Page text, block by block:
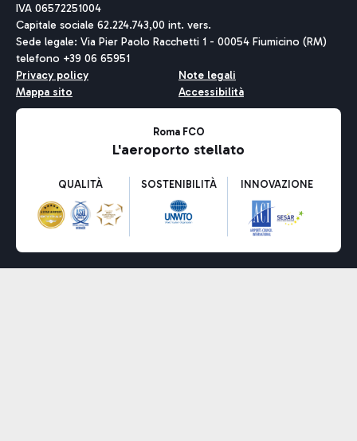
IVA 06572251004
Capitale sociale 62.224.743,00 int. vers.
Sede legale: Via Pier Paolo Racchetti 1 - 00054 Fiumicino (RM)
telefono +39 06 65951
Privacy policy
Note legali
Mappa sito
Accessibilità
Roma FCO
L'aeroporto stellato
QUALITÀ SOSTENIBILITÀ INNOVAZIONE